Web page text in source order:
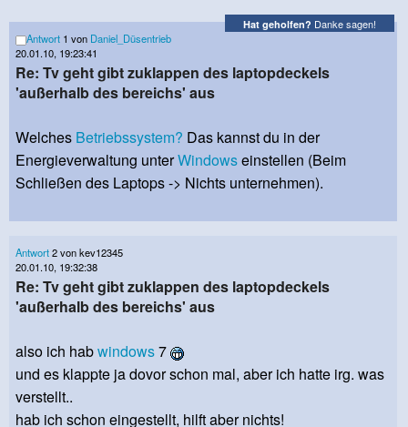
Hat geholfen? Danke sagen!
Antwort 1 von Daniel_Düsentrieb
20.01.10, 19:23:41
Re: Tv geht gibt zuklappen des laptopdeckels
'außerhalb des bereichs' aus
Welches Betriebssystem? Das kannst du in der
Energieverwaltung unterWindowseinstellen (Beim
Schließen des Laptops -> Nichts unternehmen).
Antwort2 von kev12345
20.01.10, 19:32:38
Re: Tv geht gibt zuklappen des laptopdeckels
'außerhalb des bereichs' aus
also ich habwindows7
und es klappte ja dovor schon mal, aber ich hatte irg. was
verstellt..
hab ich schon eingestellt, hilft aber nichts!